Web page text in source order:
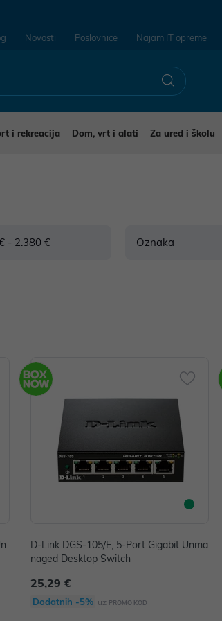
Novosti Poslovnice Najam IT opreme
i rekreacija Dom, vrt i alati Za ured i školu
- 2.380 € Oznaka
D-Link DGS-105/E, 5-Port Gigabit Unma
naged Desktop Switch
25,29 €
Dodatnih -5% uz PROMO KOD